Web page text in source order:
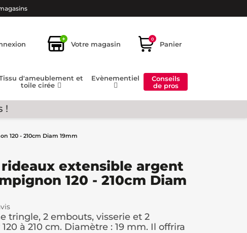
+
Votre magasin
0
Panier
d'ameublement et
toile cirée
Evènementiel
Conseils
de pros
!
120 - 210cm Diam 19mm
extensible argent
120 - 210cm Diam
tringle, 2 embouts, visserie et 2
à 210 cm. Diamètre : 19 mm. Il offrira